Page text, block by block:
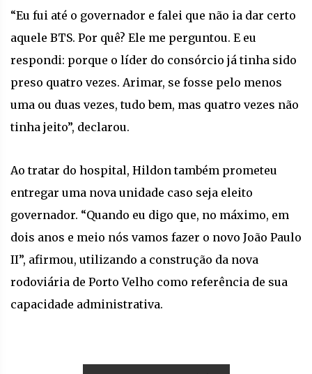
“Eu fui até o governador e falei que não ia dar certo
aquele BTS. Por quê? Ele me perguntou. E eu
respondi: porque o líder do consórcio já tinha sido
preso quatro vezes. Arimar, se fosse pelo menos
uma ou duas vezes, tudo bem, mas quatro vezes não
tinha jeito”, declarou.
Ao tratar do hospital, Hildon também prometeu
entregar uma nova unidade caso seja eleito
governador. “Quando eu digo que, no máximo, em
dois anos e meio nós vamos fazer o novo João Paulo
II”, afirmou, utilizando a construção da nova
rodoviária de Porto Velho como referência de sua
capacidade administrativa.